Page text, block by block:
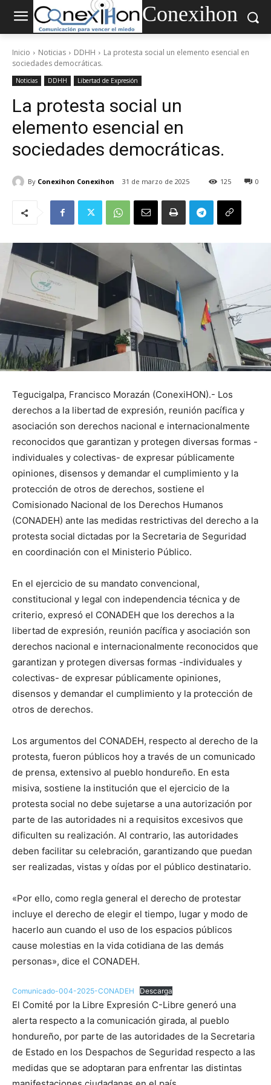
Conexihon
Inicio Noticias DDHH
La protesta social un elemento esencial en
sociedades democráticas.
Noticias DDHH Libertad de Expresión
La protesta social un
elemento esencial en
sociedades democráticas.
By Conexihon Conexihon 31 de marzo de 2025 0
125
Tegucigalpa, Francisco Morazán (ConexiHON).- Los
derechos a la libertad de expresión, reunión pacífica y
asociación son derechos nacional e internacionalmente
reconocidos que garantizan y protegen diversas formas -
individuales y colectivas- de expresar públicamente
opiniones, disensos y demandar el cumplimiento y la
protección de otros de derechos, sostiene el
Comisionado Nacional de los Derechos Humanos
(CONADEH) ante las medidas restrictivas del derecho a la
protesta social dictadas por la Secretaria de Seguridad
en coordinación con el Ministerio Público.
En el ejercicio de su mandato convencional,
constitucional y legal con independencia técnica y de
criterio, expresó el CONADEH que los derechos a la
libertad de expresión, reunión pacífica y asociación son
derechos nacional e internacionalmente reconocidos que
garantizan y protegen diversas formas -individuales y
colectivas- de expresar públicamente opiniones,
disensos y demandar el cumplimiento y la protección de
otros de derechos.
Los argumentos del CONADEH, respecto al derecho de la
protesta, fueron públicos hoy a través de un comunicado
de prensa, extensivo al pueblo hondureño. En esta
misiva, sostiene la institución que el ejercicio de la
protesta social no debe sujetarse a una autorización por
parte de las autoridades ni a requisitos excesivos que
dificulten su realización. Al contrario, las autoridades
deben facilitar su celebración, garantizando que puedan
ser realizadas, vistas y oídas por el público destinatario.
«Por ello, como regla general el derecho de protestar
incluye el derecho de elegir el tiempo, lugar y modo de
hacerlo aun cuando el uso de los espacios públicos
cause molestias en la vida cotidiana de las demás
personas», dice el CONADEH.
Comunicado-004-2025-CONADEH Descarga
El Comité por la Libre Expresión C-Libre generó una
alerta respecto a la comunicación girada, al pueblo
hondureño, por parte de las autoridades de la Secretaria
de Estado en los Despachos de Seguridad respecto a las
medidas que se adoptaran para enfrentar las distintas